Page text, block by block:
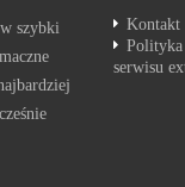
szybki
Kontakt
serwisu